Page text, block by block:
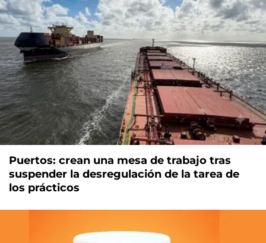
Puertos: crean una mesa de trabajo tras
suspender la desregulación de la tarea de
los prácticos